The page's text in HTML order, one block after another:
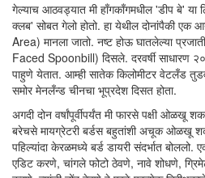
गेल्याच आठवड्यात मी हाँगकाँगमधील 'डीप बे'
क्लब' सोबत गेलो होतो. हा येथील दोनांपैकी
Area) मानला जातो. नष्ट होऊ घातलेल्या
Faced Spoonbill) दिसले. दरवर्षी साधारण
पाहुणे येतात. आम्ही सातेक किलोमीटर वेटलँड
समोर मेनलँन्ड चीनचा भूप्रदेश दिसत होता.
अगदी दोन वर्षांपूर्वीपर्यंत मी फारसे पक्षी
बरेचसे मायग्रेटरी बर्डस बहुतांशी अचूक ओळखू
पहिल्यांदा केरळमध्ये बर्ड डायरी संदर्भात
एडिट करणे, चांगले फोटो ठेवणे, नावे शोधणे,